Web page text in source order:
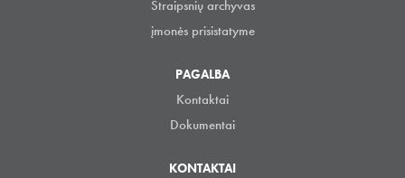
Straipsnių archyvas
įmonės prisistatyme
PAGALBA
Kontaktai
Dokumentai
KONTAKTAI